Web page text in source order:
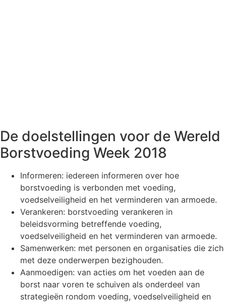
De doelstellingen voor de Wereld
Borstvoeding Week 2018
Informeren: iedereen informeren over hoe
borstvoeding is verbonden met voeding,
voedselveiligheid en het verminderen van armoede.
Verankeren: borstvoeding verankeren in
beleidsvorming betreffende voeding,
voedselveiligheid en het verminderen van armoede.
Samenwerken: met personen en organisaties die zich
met deze onderwerpen bezighouden.
Aanmoedigen: van acties om het voeden aan de
borst naar voren te schuiven als onderdeel van
strategieën rondom voeding, voedselveiligheid en